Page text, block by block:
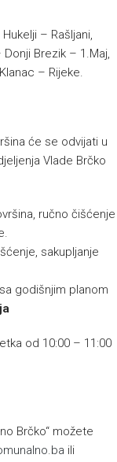
– Rašljani,
Brezik – 1.Maj,
– Rijeke.
će se odvijati u
Vlade Brčko
ručno čišćenje
sakupljanje
godišnjim planom
od 10:00 – 11:00
Brčko“ možete
ili